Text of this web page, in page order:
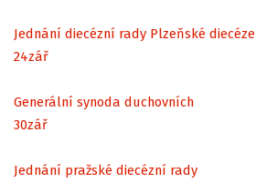
Jednání diecézní rady Plzeňské diecéze
24zář
Generální synoda duchovních
30zář
Jednání pražské diecézní rady